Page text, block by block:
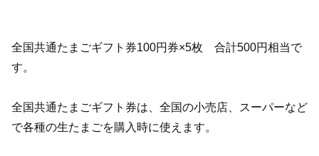
全国共通たまごギフト券100円券×5枚 合計500円相当で
す。
全国共通たまごギフト券は、全国の小売店、スーパーなど
で各種の生たまごを購入時に使えます。